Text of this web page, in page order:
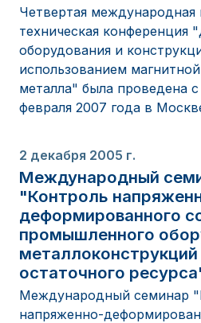
Четвертая международная
техническая конференция
оборудования и
использованием
металла" была проведена с
февраля 2007 года в
2 декабря 2005 г.
Международный
"Контроль
деформированного
промышленного
остаточного
Международный семинар
напряженно-